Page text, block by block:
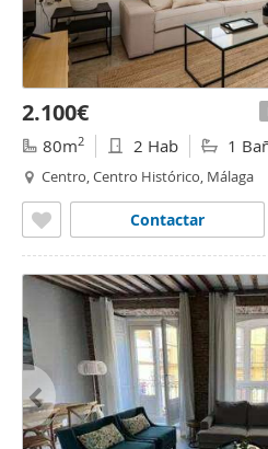
2.100€
80m2 2 Hab 1
Centro, Centro Histórico, Málaga
Contactar